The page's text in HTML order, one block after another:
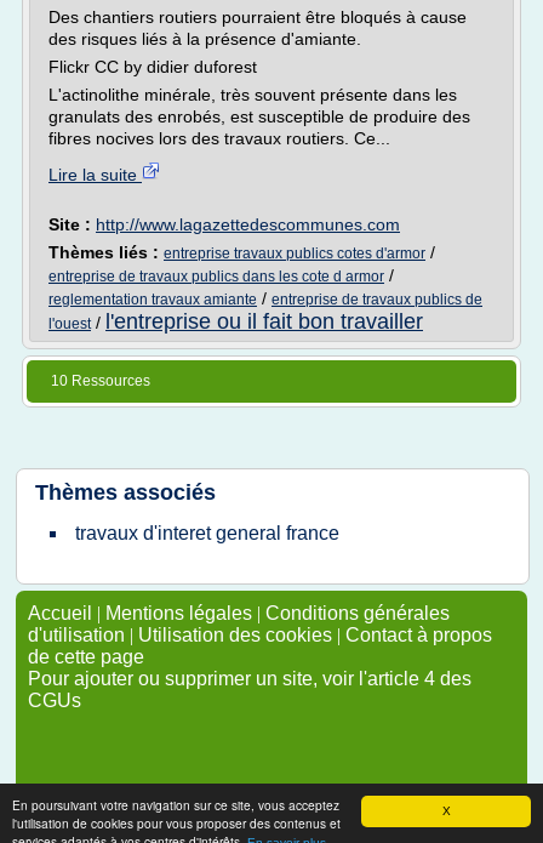
X
En poursuivant votre navigation sur ce site, vous acceptez
l'utilisation de cookies pour vous proposer des contenus et
Des chantiers routiers pourraient être bloqués à cause
des risques liés à la présence d'amiante.
Flickr CC by didier duforest
L'actinolithe minérale, très souvent présente dans les
granulats des enrobés, est susceptible de produire des
fibres nocives lors des travaux routiers. Ce...
Lire la suite
Site : http://www.lagazettedescommunes.com
Thèmes liés : entreprise travaux publics cotes d'armor /
entreprise de travaux publics dans les cote d armor /
reglementation travaux amiante / entreprise de travaux publics de
l'ouest/ l'entreprise ou il fait bon travailler
10 Ressources
Thèmes associés
travaux d'interet general france
Accueil | Mentions légales | Conditions générales
d'utilisation | Utilisation des cookies | Contact à propos
de cette page
Pour ajouter ou supprimer un site, voir l'article 4 des
CGUs